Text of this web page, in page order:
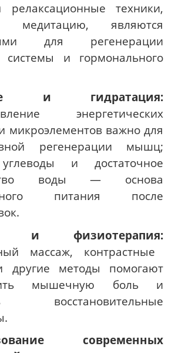
техники,
медитацию, являются
для регенерации
системы и гормонального
и гидратация:
энергетических
микроэлементов важно для
регенерации мышц;
и достаточное
воды — основа
питания после
и физиотерапия:
массаж, контрастные
другие методы помогают
мышечную боль и
восстановительные
современных